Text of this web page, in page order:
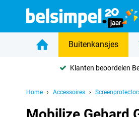
Buitenkansjes
Klanten beoordelen
Home Accessoires